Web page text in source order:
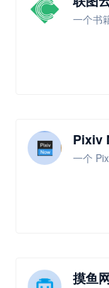
一个书
Pixiv
一个
摸鱼